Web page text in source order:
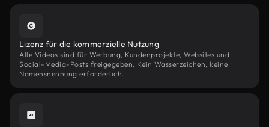
Lizenz für die kommerzielle Nutzung
Alle Videos sind für Werbung, Kundenprojekte, Websites und
Social-Media-Posts freigegeben. Kein Wasserzeichen, keine
Namensnennung erforderlich.